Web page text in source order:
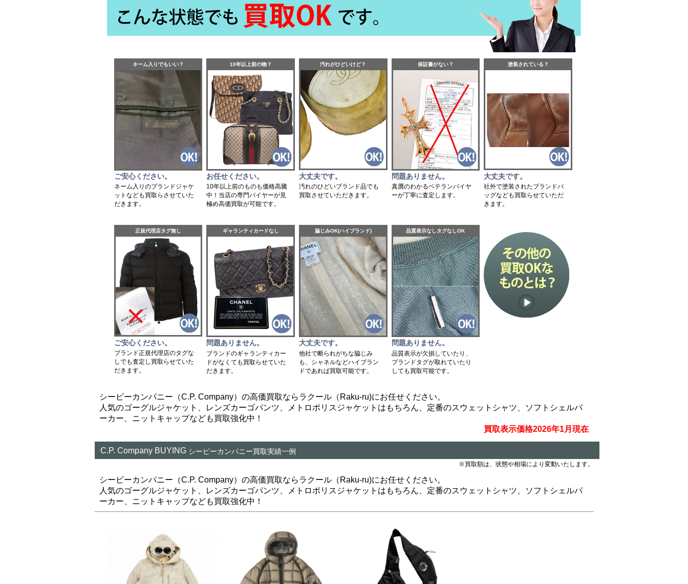
ネーム入りでもいい？
ご安心ください。
ネーム入りのブランドジャケ
ットなども買取らさせていた
だきます。
10年以上前の物？
お任せください。
10年以上前のものも価格高騰
中！当店の専門バイヤーが見
極め高価買取が可能です。
汚れがひどいけど？
大丈夫です。
汚れのひどいブランド品でも
買取させていただきます。
保証書がない？
問題ありません。
真贋のわかるベテランバイヤ
ーが丁寧に査定します。
塗装されている？
大丈夫です。
社外で塗装されたブランドバ
ッグなども買取らせていただ
きます。
正規代理店タグ無し
ご安心ください。
ブランド正規代理店のタグな
しでも査定し買取らせていた
だきます。
ギャランティカードなし
問題ありません。
ブランドのギャランティカー
ドがなくても買取らせていた
だきます。
脇じみOK(ハイブランド)
大丈夫です。
他社で断られがちな脇じみ
も、シャネルなどハイブラン
ドであれば買取可能です。
品質表示なしタグなしOK
問題ありません。
品質表示が欠損していたり、
ブランドタグが取れていたり
しても買取可能です。
シーピーカンパニー（C.P. Company）の高価買取ならラクール（Raku-ru)にお任せください。
人気のゴーグルジャケット、レンズカーゴパンツ、メトロポリスジャケットはもちろん、定番のスウェットシャツ、ソフトシェルパ
ーカー、ニットキャップなども買取強化中！
買取表示価格2026年1月現在
C.P. Company BUYING シーピーカンパニー買取実績一例
※買取額は、状態や相場により変動いたします。
シーピーカンパニー（C.P. Company）の高価買取ならラクール（Raku-ru)にお任せください。
人気のゴーグルジャケット、レンズカーゴパンツ、メトロポリスジャケットはもちろん、定番のスウェットシャツ、ソフトシェルパ
ーカー、ニットキャップなども買取強化中！